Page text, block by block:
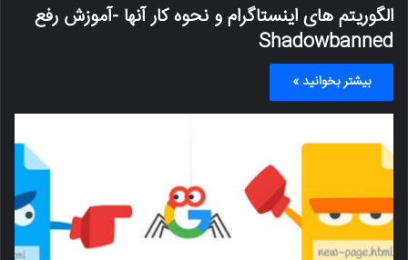
الگوریتم های اینستاگرام و نحوه کار آنها -آموزش رفع
Shadowbanned
بیشتر بخوانید »